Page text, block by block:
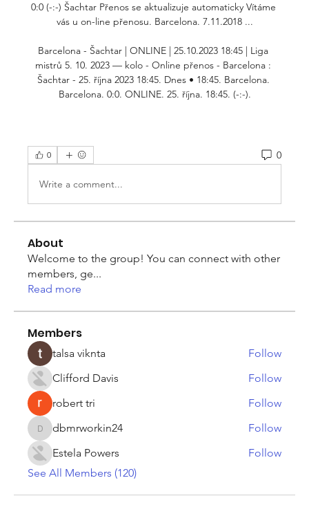
0:0 (-:-) Šachtar Přenos se aktualizuje automaticky Vítáme
vás u on-line přenosu. Barcelona. 7.11.2018 ...
Barcelona - Šachtar | ONLINE | 25.10.2023 18:45 | Liga
mistrů 5. 10. 2023 — kolo - Online přenos - Barcelona :
Šachtar - 25. října 2023 18:45. Dnes • 18:45. Barcelona.
Barcelona. 0:0. ONLINE. 25. října. 18:45. (-:-).
0 0
Write a comment...
About
Welcome to the group! You can connect with other
members, ge...
Read more
Members
talsa viknta
Follow
Clifford Davis
Follow
robert tri
Follow
dbmrworkin24
dbmrworkin24
Follow
Estela Powers
Follow
See All Members (120)